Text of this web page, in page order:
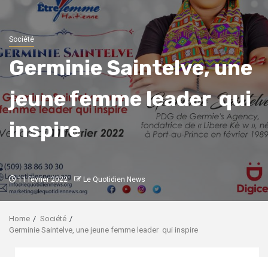
Société
Germinie Saintelve, une
jeune femme leader qui
inspire
11 février 2022 Le Quotidien News
Home
Société
Germinie Saintelve, une jeune femme leader qui inspire